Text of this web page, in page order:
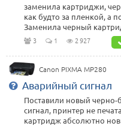
заменила картриджи,
как будто за пленкой, а
Заменила черный
3 1 2 927
Canon PIXMA MP280
Аварийный сигнал
Поставили новый
сигнал, принтер не
картридж абсолютно